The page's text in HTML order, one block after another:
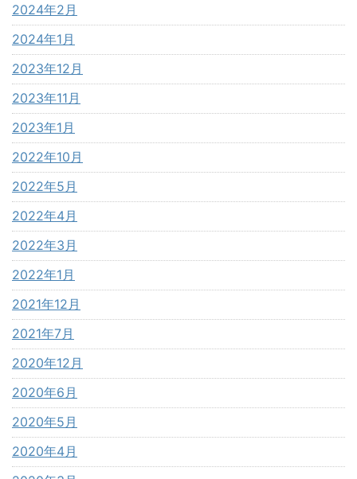
2024年2月
2024年1月
2023年12月
2023年11月
2023年1月
2022年10月
2022年5月
2022年4月
2022年3月
2022年1月
2021年12月
2021年7月
2020年12月
2020年6月
2020年5月
2020年4月